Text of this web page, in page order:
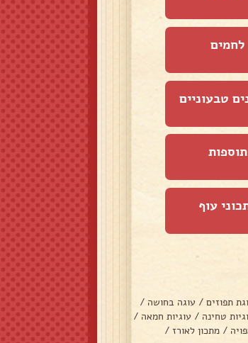
לחמים
טבעוניים
תוספות
עוף
תפוזים / עוגה בחושה /
טחינה / עוגיות חמאה /
/ מתכון לאורז /